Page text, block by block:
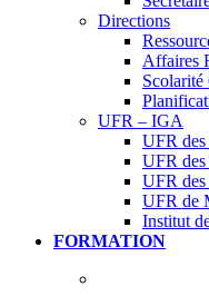
Directions
Affaires
Scolarité
UFR – IGA
UFR
UFR des
UFR des
UFR de
Institut
FORMATION